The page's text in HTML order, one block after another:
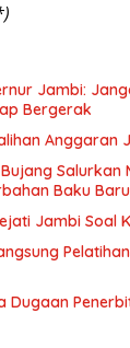
Jambi:
Bergerak
Anggaran
Salurkan
Baku Baru
Jambi Soal
Dugaan